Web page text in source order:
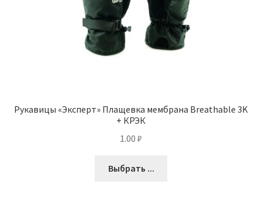
Рукавицы «Эксперт» Плащевка мембрана Breathable 3K
+ КРЭК
1.00 ₽
Выбрать ...